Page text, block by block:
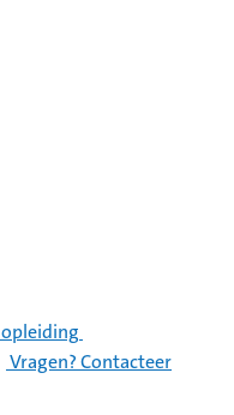
Vragen? Contacteer